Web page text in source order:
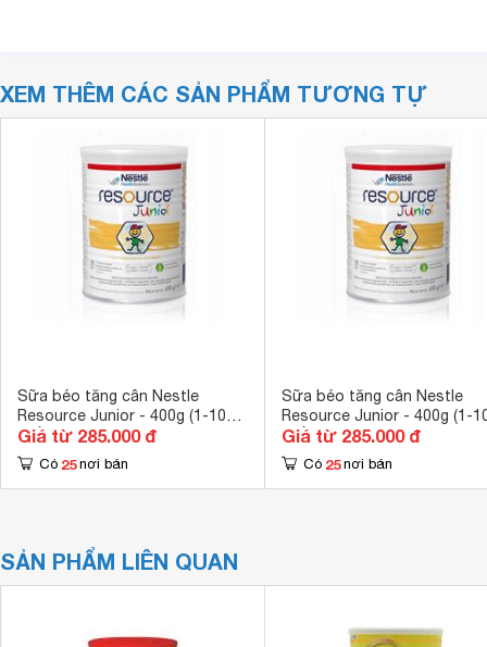
XEM THÊM CÁC SẢN PHẨM TƯƠNG TỰ
Sữa béo tăng cân Nestle
Resource Junior - 400g (1-10
tuổi)
Giá từ 285.000 đ
Có 25 nơi bán
Sữa béo tăng cân Nestle
Resource Junior - 400g (1-
tuổi)
Giá từ 285.000 đ
Có 25 nơi bán
SẢN PHẨM LIÊN QUAN